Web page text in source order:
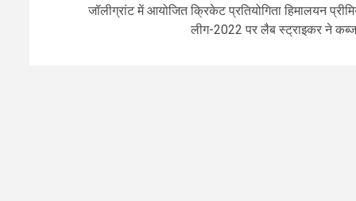
जॉलीग्रांट में आयोजित क्रिकेट प्रतियोगिता हिमालयन
लीग-2022 पर लैब स्ट्राइकर ने